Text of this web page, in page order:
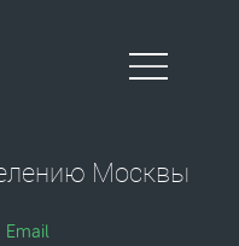
Москвы
Email